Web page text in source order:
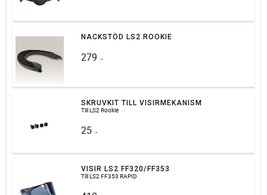
NACKSTÖD LS2 ROOKIE
279 :-
SKRUVKIT TILL VISIRMEKANISM
Till LS2 Rookie
25 :-
VISIR LS2 FF320/FF353
Till LS2 FF353 RAPID